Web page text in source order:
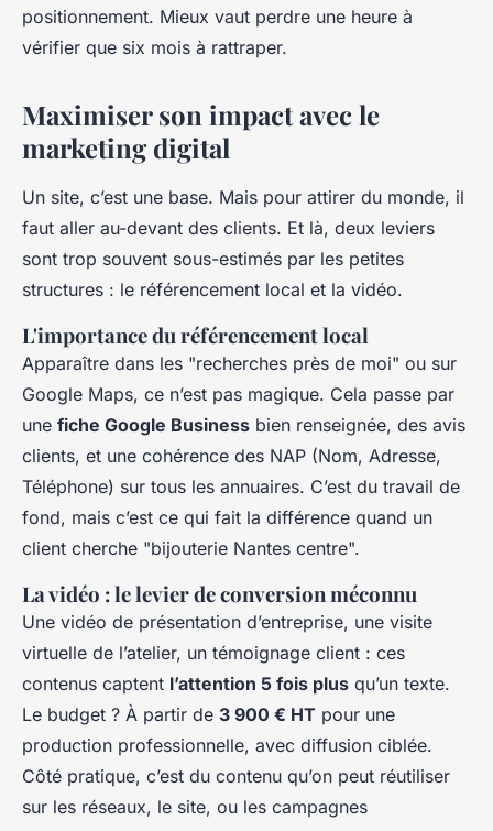
positionnement. Mieux vaut perdre une heure à
vérifier que six mois à rattraper.
Maximiser son impact avec le
marketing digital
Un site, c’est une base. Mais pour attirer du monde, il
faut aller au-devant des clients. Et là, deux leviers
sont trop souvent sous-estimés par les petites
structures : le référencement local et la vidéo.
L'importance du référencement local
Apparaître dans les "recherches près de moi" ou sur
Google Maps, ce n’est pas magique. Cela passe par
une fiche Google Business bien renseignée, des avis
clients, et une cohérence des NAP (Nom, Adresse,
Téléphone) sur tous les annuaires. C’est du travail de
fond, mais c’est ce qui fait la différence quand un
client cherche "bijouterie Nantes centre".
La vidéo : le levier de conversion méconnu
Une vidéo de présentation d’entreprise, une visite
virtuelle de l’atelier, un témoignage client : ces
contenus captent l’attention 5 fois plus qu’un texte.
Le budget ? À partir de 3 900 € HT pour une
production professionnelle, avec diffusion ciblée.
Côté pratique, c’est du contenu qu’on peut réutiliser
sur les réseaux, le site, ou les campagnes